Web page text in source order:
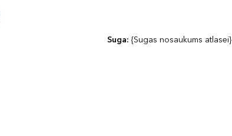
Suga: {Sugas nosaukums atlasei}